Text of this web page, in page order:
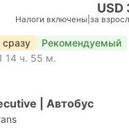
USD
Налоги включены за
Рекомендуемый
14 ч. 55 м.
| Автобус